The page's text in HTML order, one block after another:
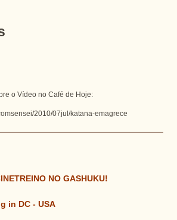
o Vídeo no Café de Hoje:
2010/07jul/katana-emagrece
NO GASHUKU!
in DC - USA